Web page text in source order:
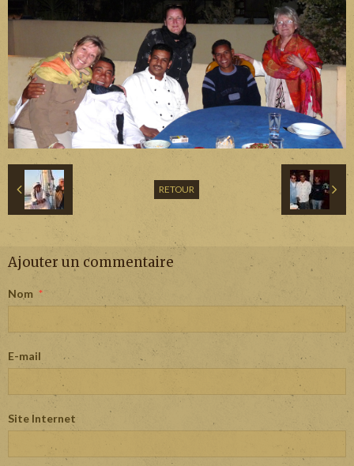
RETOUR
Ajouter un commentaire
Nom
E-mail
Site Internet